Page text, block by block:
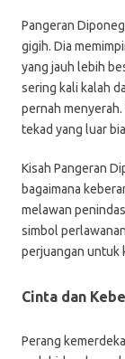
Pangeran
gigih. Dia
yang jauh lebih
sering kali kalah
pernah
tekad yang luar
Kisah Pangeran
bagaimana
melawan
simbol
perjuangan untuk
Cinta dan
Perang